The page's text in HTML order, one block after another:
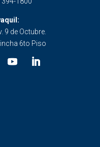
9 de Octubre.
6to Piso